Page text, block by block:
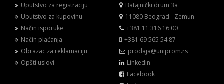
Uputstvo za registraciju
Uputstvo za kupovinu
Način isporuke
Način plaćanja
Obrazac za reklamaciju
Opšti uslovi
Batajnički drum 3a
11080 Beograd - Zemun
+381 11 316 16 00
+381 69 565 54 87
prodaja@uniprom.rs
Linkedin
Facebook